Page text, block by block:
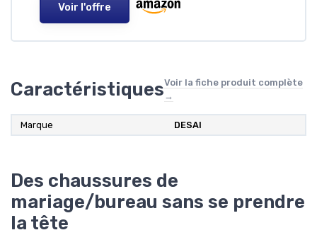
Voir l'offre
CaractéristiquesVoir la fiche produit complète
→
Marque DESAI
Des chaussures de
mariage/bureau sans se prendre
la tête